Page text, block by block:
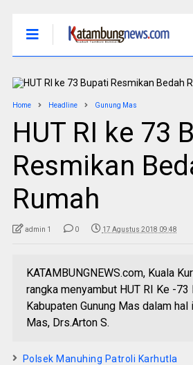
Home Headline Gunung Mas
HUT RI ke 73
Resmikan
Rumah
admin 1 0 17 Agustus 2018 09:48
KATAMBUNGNEWS.com, Kuala
rangka menyambut HUT RI Ke -
Kabupaten Gunung Mas dalam hal
Mas, Drs.Arton S.
Polsek Manuhing Patroli Karhutla